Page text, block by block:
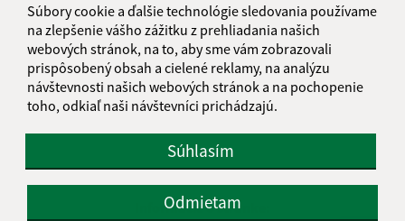
Súbory cookie a ďalšie technológie sledovania používame
na zlepšenie vášho zážitku z prehliadania našich
webových stránok, na to, aby sme vám zobrazovali
prispôsobený obsah a cielené reklamy, na analýzu
návštevnosti našich webových stránok a na pochopenie
toho, odkiaľ naši návštevníci prichádzajú.
Súhlasím
Odmietam
Informácie o stránke: